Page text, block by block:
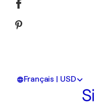
Français | USD